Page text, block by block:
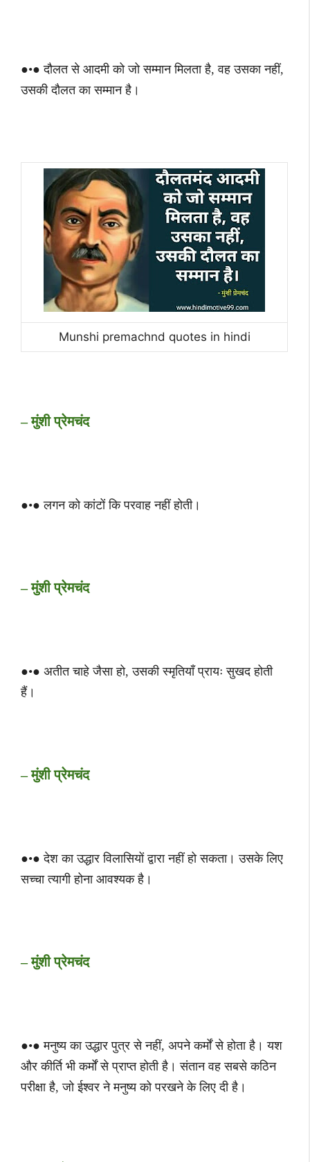
●•● दौलत से आदमी को जो सम्मान मिलता है, वह उसका नहीं,
उसकी दौलत का सम्मान है।
Munshi premachnd quotes in hindi
– मुंशी प्रेमचंद
●•● लगन को कांटों कि परवाह नहीं होती।
– मुंशी प्रेमचंद
●•● अतीत चाहे जैसा हो, उसकी स्मृतियाँ प्रायः सुखद होती
हैं।
– मुंशी प्रेमचंद
●•● देश का उद्धार विलासियों द्वारा नहीं हो सकता। उसके लिए
सच्चा त्यागी होना आवश्यक है।
– मुंशी प्रेमचंद
●•● मनुष्य का उद्धार पुत्र से नहीं, अपने कर्मों से होता है। यश
और कीर्ति भी कर्मों से प्राप्त होती है। संतान वह सबसे कठिन
परीक्षा है, जो ईश्वर ने मनुष्य को परखने के लिए दी है।